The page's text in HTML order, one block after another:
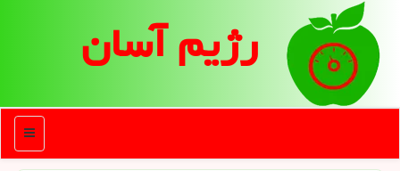
رژیم آسان
منو